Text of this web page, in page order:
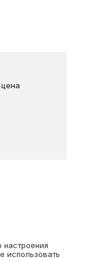
использовать